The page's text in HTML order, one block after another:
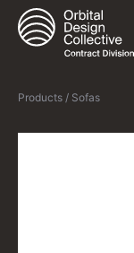
Products / Sofas